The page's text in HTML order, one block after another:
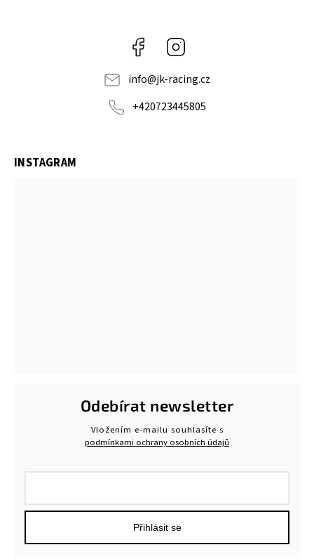
Facebook
info@jk-racing.cz
+420723445805
INSTAGRAM
Odebírat newsletter
Vložením e-mailu souhlasíte s
podmínkami ochrany osobních údajů
Přihlásit se